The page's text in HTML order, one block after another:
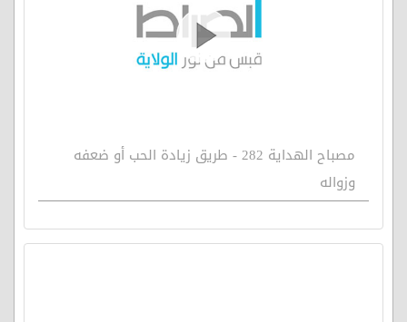
مصباح الهداية 282 - طريق زيادة الحب أو ضعفه
وزواله